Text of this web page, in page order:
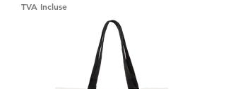
TVA Incluse